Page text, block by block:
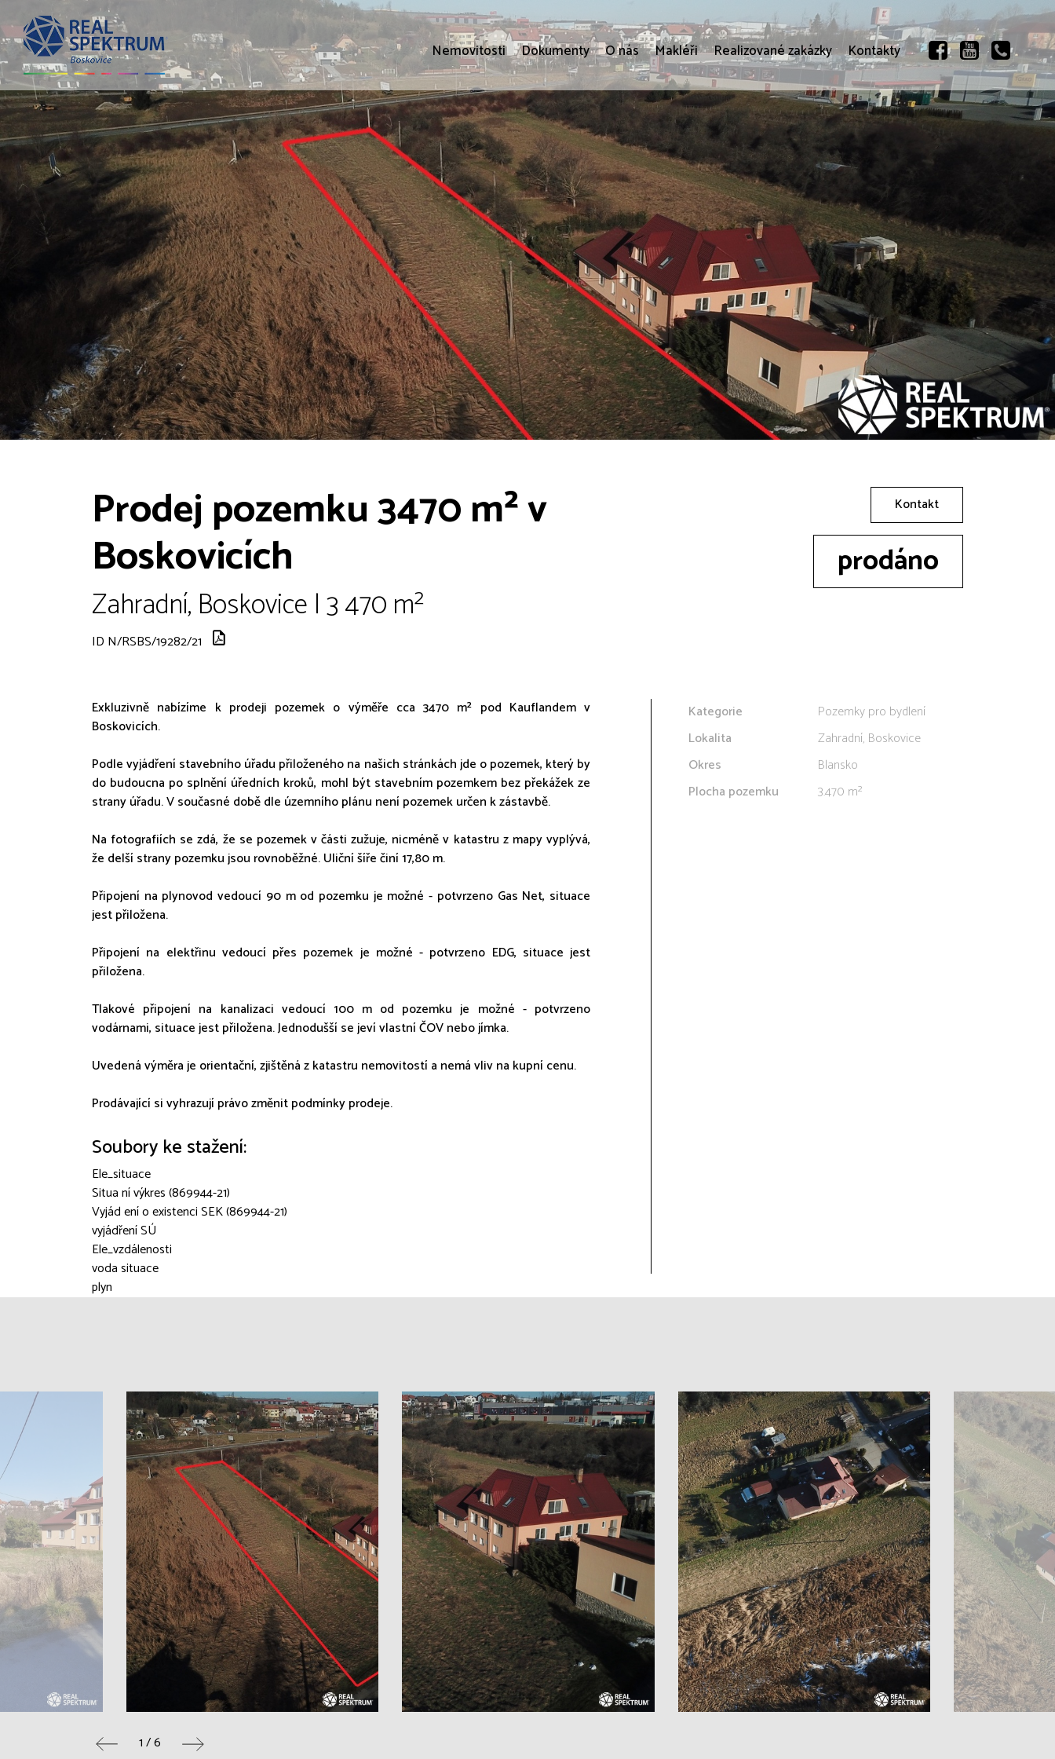
Nemovitosti Dokumenty O nás Makléři Realizované zakázky Kontakty
Prodej pozemku 3470 m² v
Boskovicích
Zahradní, Boskovice | 3 470 m²
ID N/RSBS/19282/21
Kontakt
prodáno
Exkluzivně nabízíme k prodeji pozemek o výměře cca 3470 m² pod Kauflandem v
Boskovicích.
Podle vyjádření stavebního úřadu přiloženého na našich stránkách jde o pozemek, který by
do budoucna po splnění úředních kroků, mohl být stavebním pozemkem bez překážek ze
strany úřadu. V současné době dle územního plánu není pozemek určen k zástavbě.
Na fotografiích se zdá, že se pozemek v části zužuje, nicméně v katastru z mapy vyplývá,
že delší strany pozemku jsou rovnoběžné. Uliční šíře činí 17,80 m.
Připojení na plynovod vedoucí 90 m od pozemku je možné - potvrzeno Gas Net, situace
jest přiložena.
Připojení na elektřinu vedoucí přes pozemek je možné - potvrzeno EDG, situace jest
přiložena.
Tlakové připojení na kanalizaci vedoucí 100 m od pozemku je možné - potvrzeno
vodárnami, situace jest přiložena. Jednodušší se jeví vlastní ČOV nebo jímka.
Uvedená výměra je orientační, zjištěná z katastru nemovitostí a nemá vliv na kupní cenu.
Prodávající si vyhrazují právo změnit podmínky prodeje.
Soubory ke stažení:
Ele_situace
Situa ní výkres (869944-21)
Vyjád ení o existenci SEK (869944-21)
vyjádření SÚ
Ele_vzdálenosti
voda situace
plyn
Kategorie
Pozemky pro bydlení
Lokalita
Zahradní, Boskovice
Okres
Blansko
Plocha pozemku
3.470 m²
1 / 6